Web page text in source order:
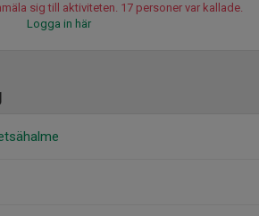
sig till aktiviteten. 17 personer var kallade.
Logga in här